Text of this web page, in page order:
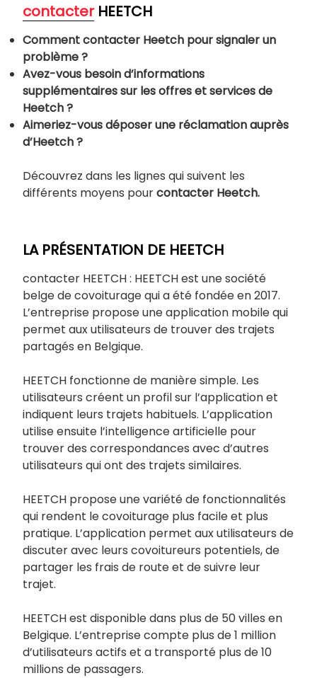
contacterHEETCH
Comment contacter Heetch pour signaler un
problème ?
Avez-vous besoin d’informations
supplémentaires sur les offres et services de
Heetch ?
Aimeriez-vous déposer une réclamation auprès
d’Heetch ?
Découvrez dans les lignes qui suivent les
différents moyens pourcontacter Heetch.
LA PRÉSENTATION DE HEETCH
contacter HEETCH : HEETCH est une société
belge de covoiturage qui a été fondée en 2017.
L’entreprise propose une application mobile qui
permet aux utilisateurs de trouver des trajets
partagés en Belgique.
HEETCH fonctionne de manière simple. Les
utilisateurs créent un profil sur l’application et
indiquent leurs trajets habituels. L’application
utilise ensuite l’intelligence artificielle pour
trouver des correspondances avec d’autres
utilisateurs qui ont des trajets similaires.
HEETCH propose une variété de fonctionnalités
qui rendent le covoiturage plus facile et plus
pratique. L’application permet aux utilisateurs de
discuter avec leurs covoitureurs potentiels, de
partager les frais de route et de suivre leur
trajet.
HEETCH est disponible dans plus de 50 villes en
Belgique. L’entreprise compte plus de 1 million
d’utilisateurs actifs et a transporté plus de 10
millions de passagers.